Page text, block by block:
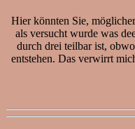
Hier könnten Sie,
als versucht wurde was
durch drei teilbar ist,
entstehen. Das verwirrt